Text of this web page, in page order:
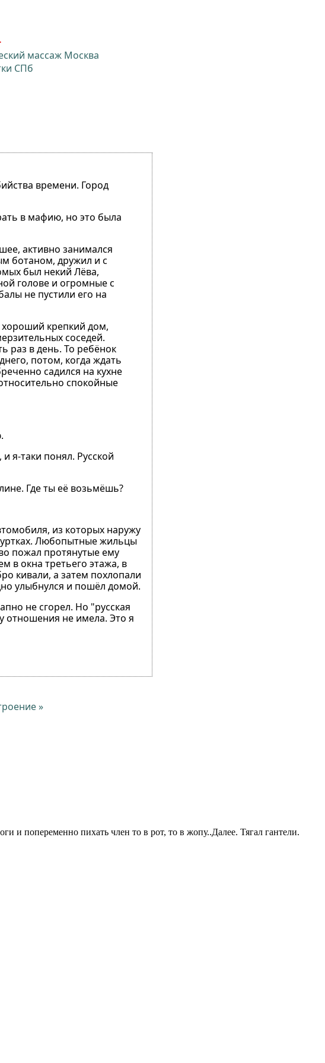
массаж Москва
СПб
времени. Город
в мафию, но это была
активно занимался
ботаном, дружил и с
был некий Лёва,
голове и огромные с
не пустили его на
хороший крепкий дом,
соседей.
раз в день. То ребёнок
потом, когда ждать
садился на кухне
спокойные
я-таки понял. Русской
Где ты её возьмёшь?
из которых наружу
Любопытные жильцы
пожал протянутые ему
в окна третьего этажа, в
кивали, а затем похлопали
улыбнулся и пошёл домой.
не сгорел. Но "русская
отношения не имела. Это я
»